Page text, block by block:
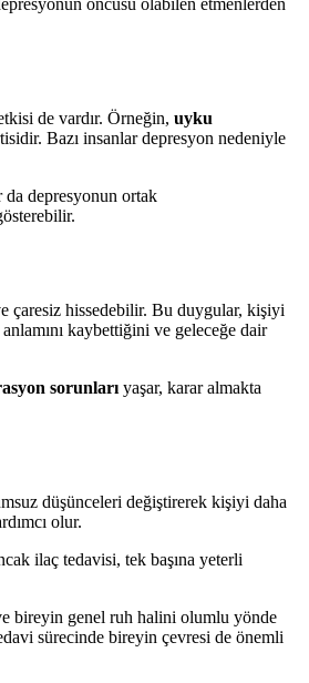
öncüsü olabilen etmenlerden
de vardır. Örneğin, uyku
Bazı insanlar depresyon nedeniyle
da depresyonun ortak
çaresiz hissedebilir. Bu duygular, kişiyi
kaybettiğini ve geleceğe dair
sorunları yaşar, karar almakta
düşünceleri değiştirerek kişiyi daha
olur.
ilaç tedavisi, tek başına yeterli
bireyin genel ruh halini olumlu yönde
sürecinde bireyin çevresi de önemli